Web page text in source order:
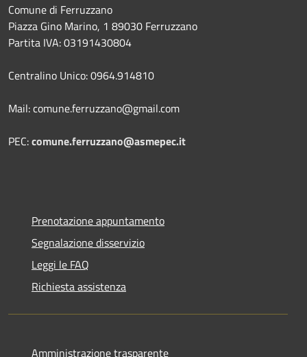
Comune di Ferruzzano
Piazza Gino Marino, 1 89030 Ferruzzano
Partita IVA: 03191430804
Centralino Unico: 0964.914810
Mail: comune.ferruzzano@gmail.com
PEC:comune.ferruzzano@asmepec.it
Prenotazione appuntamento
Segnalazione disservizio
Leggi le FAQ
Richiesta assistenza
Amministrazione trasparente